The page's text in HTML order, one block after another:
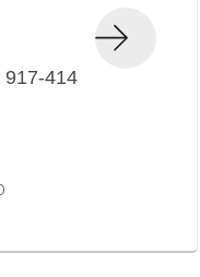
414